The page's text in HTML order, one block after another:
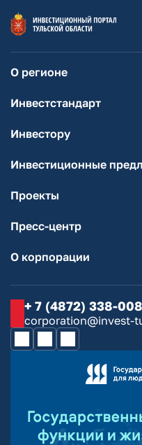
О регионе
Инвестстандарт
Инвестору
Инвестиционные
Проекты
Пресс-центр
О корпорации
+ 7 (4872) 338-008
corporation@invest-